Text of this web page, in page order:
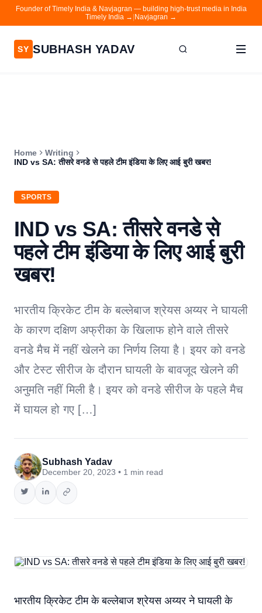
Founder of Timely India & Navjagran — building high-trust media in India
Timely India → Navjagran →
SY SUBHASH YADAV
Contact
Navjagran
Home
Writing
IND vs SA: तीसरे वनडे से पहले टीम इंडिया के लिए आई बुरी खबर!
SPORTS
IND vs SA: तीसरे वनडे से
पहले टीम इंडिया के लिए आई बुरी
खबर!
भारतीय क्रिकेट टीम के बल्लेबाज श्रेयस अय्यर ने घायली
के कारण दक्षिण अफ्रीका के खिलाफ होने वाले तीसरे
वनडे मैच में नहीं खेलने का निर्णय लिया है। इयर को वनडे
और टेस्ट सीरीज के दौरान घायली के बावजूद खेलने की
अनुमति नहीं मिली है। इयर को वनडे सीरीज के पहले मैच
में घायल हो गए […]
Subhash Yadav
December 20, 2023 • 1 min read
भारतीय क्रिकेट टीम के बल्लेबाज श्रेयस अय्यर ने घायली के